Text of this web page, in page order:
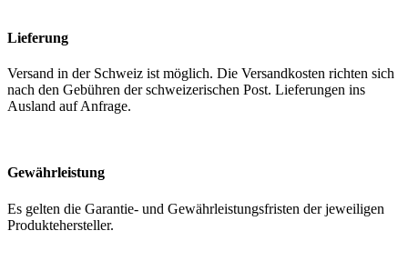
Lieferung
Versand in der Schweiz ist möglich. Die Versandkosten richten sich
nach den Gebühren der schweizerischen Post. Lieferungen ins
Ausland auf Anfrage.
Gewährleistung
Es gelten die Garantie- und Gewährleistungsfristen der jeweiligen
Produktehersteller.